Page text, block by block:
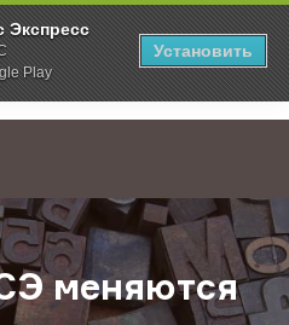
Экспресс
Play
Установить
Процессы КСЭ меняются с
меняются